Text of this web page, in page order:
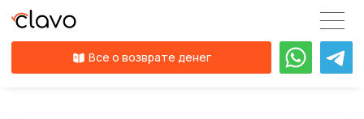
Все о возврате денег